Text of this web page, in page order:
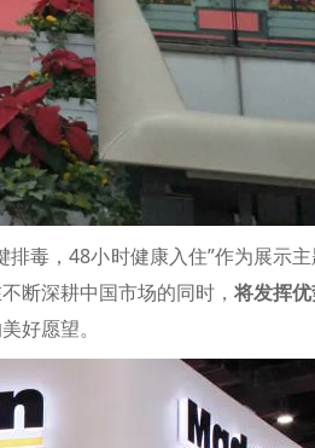
毒，48小时健康入住”作为展示
断深耕中国市场的同时， 将发挥
好愿望。